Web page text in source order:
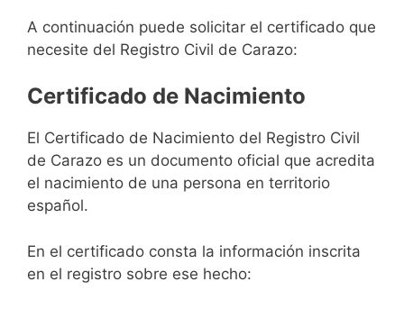
A continuación puede solicitar el certificado que
necesite del Registro Civil de Carazo:
Certificado de Nacimiento
El Certificado de Nacimiento del Registro Civil
de Carazo es un documento oficial que acredita
el nacimiento de una persona en territorio
español.
En el certificado consta la información inscrita
en el registro sobre ese hecho: